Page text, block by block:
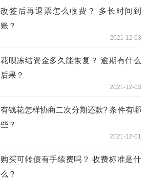
改签后再退票怎么收费？ 多长时间到
账？
2021-12-03
花呗冻结资金多久能恢复？ 逾期有什么
后果？
2021-12-03
有钱花怎样协商二次分期还款? 条件有哪
些？
2021-12-01
购买可转债有手续费吗？ 收费标准是什
么？